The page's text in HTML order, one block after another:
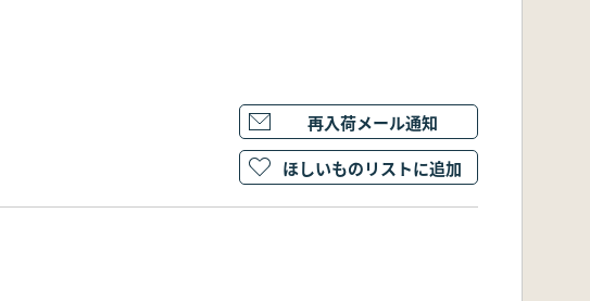
再入荷メール通知
ほしいものリストに追加